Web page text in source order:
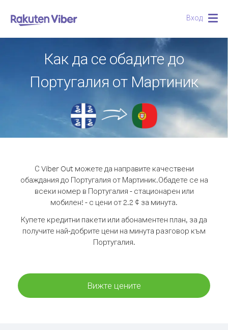
Вход
Как да се обадите до
Португалия от Мартиник
С Viber Out можете да направите качествени
обаждания до Португалия от Мартиник.Обадете се на
всеки номер в Португалия - стационарен или
мобилен! - с цени от 2.2 ¢ за минута.
Купете кредитни пакети или абонаментен план, за да
получите най-добрите цени на минута разговор към
Португалия.
Вижте цените